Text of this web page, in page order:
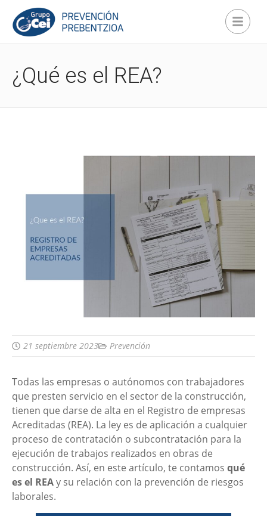
¿Qué es el REA?
21 septiembre 2023 Prevención
Todas las empresas o autónomos con trabajadores
que presten servicio en el sector de la construcción,
tienen que darse de alta en el Registro de empresas
Acreditadas (REA). La ley es de aplicación a cualquier
proceso de contratación o subcontratación para la
ejecución de trabajos realizados en obras de
construcción. Así, en este artículo, te contamos qué
es el REAy su relación con la prevención de riesgos
laborales.